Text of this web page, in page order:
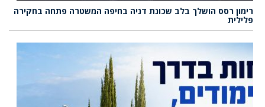
רימון רסס הושלך בלב שכונת דניה בחיפה המשטרה פתחה בחקירה
פלילית